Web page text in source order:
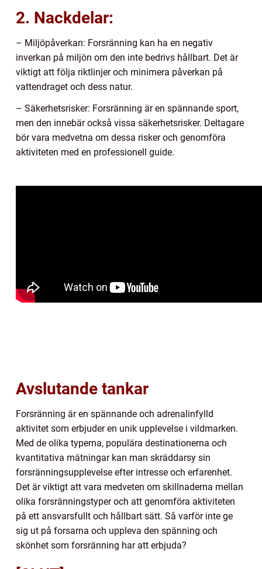
2. Nackdelar:
– Miljöpåverkan: Forsränning kan ha en negativ
inverkan på miljön om den inte bedrivs hållbart. Det är
viktigt att följa riktlinjer och minimera påverkan på
vattendraget och dess natur.
– Säkerhetsrisker: Forsränning är en spännande sport,
men den innebär också vissa säkerhetsrisker. Deltagare
bör vara medvetna om dessa risker och genomföra
aktiviteten med en professionell guide.
Avslutande tankar
Forsränning är en spännande och adrenalinfylld
aktivitet som erbjuder en unik upplevelse i vildmarken.
Med de olika typerna, populära destinationerna och
kvantitativa mätningar kan man skräddarsy sin
forsränningsupplevelse efter intresse och erfarenhet.
Det är viktigt att vara medveten om skillnaderna mellan
olika forsränningstyper och att genomföra aktiviteten
på ett ansvarsfullt och hållbart sätt. Så varför inte ge
sig ut på forsarna och uppleva den spänning och
skönhet som forsränning har att erbjuda?